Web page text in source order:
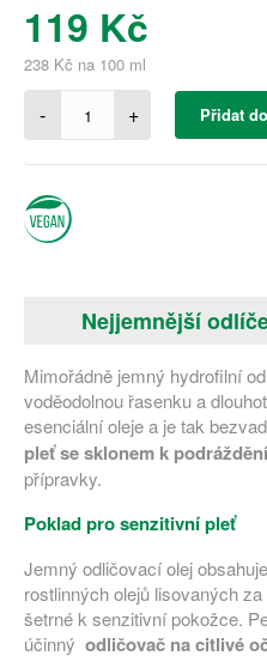
119 Kč
238 Kč na 100 ml
- + Přidat
Nejjemnější
Mimořádně jemný hydrofilní
voděodolnou řasenku a
esenciální oleje a je tak
pleť se sklonem k podráždění
přípravky.
Poklad pro senzitivní pleť
Jemný odličovací olej
rostlinných olejů lisovaných
šetrné k senzitivní pokožce.
účinný odličovač na citlivé